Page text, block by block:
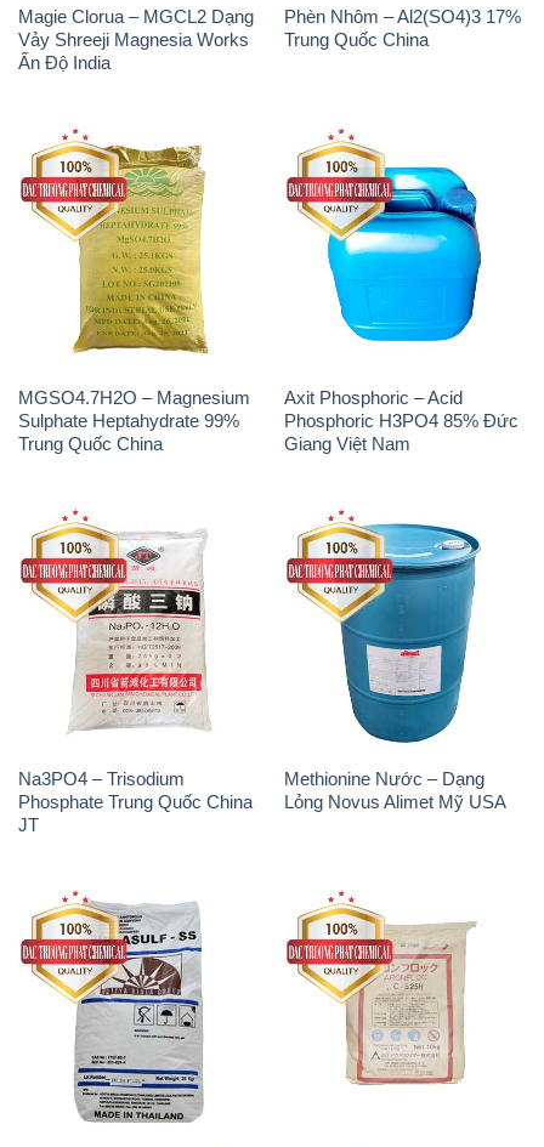
Magie Clorua – MGCL2 Dạng
Vảy Shreeji Magnesia Works
Ấn Độ India
Phèn Nhôm – Al2(SO4)3 17%
Trung Quốc China
MGSO4.7H2O – Magnesium
Sulphate Heptahydrate 99%
Trung Quốc China
Axit Phosphoric – Acid
Phosphoric H3PO4 85% Đức
Giang Việt Nam
Na3PO4 – Trisodium
Phosphate Trung Quốc China
JT
Methionine Nước – Dạng
Lỏng Novus Alimet Mỹ USA